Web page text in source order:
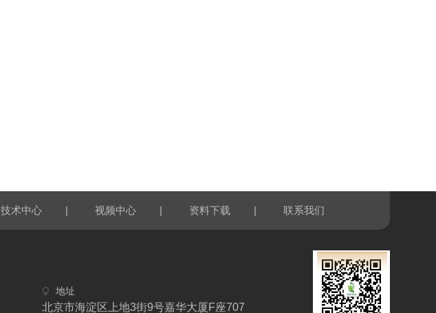
技术中心 | 视频中心 | 资料下载 | 联系我们
地址
北京市海淀区上地3街9号嘉华大厦F座707